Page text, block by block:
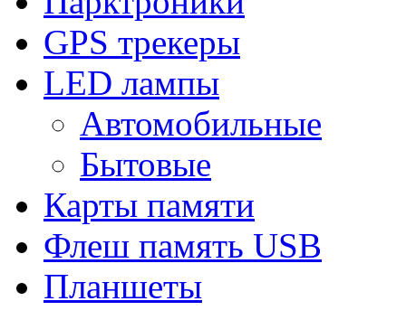
GPS трекеры
LED лампы
Автомобильные
Бытовые
Карты памяти
Флеш память USB
Планшеты